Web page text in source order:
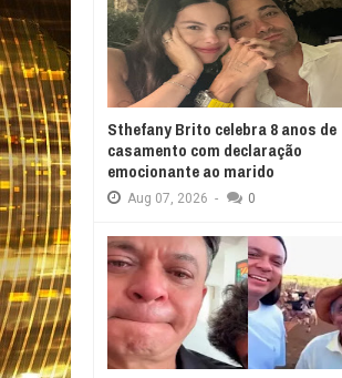
Sthefany Brito celebra 8 anos de
casamento com declaração
emocionante ao marido
Aug 07, 2026 - 0